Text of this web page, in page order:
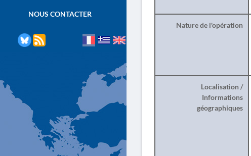
NOUS CONTACTER
Nature de l'opération
Localisation /
Informations
géographiques